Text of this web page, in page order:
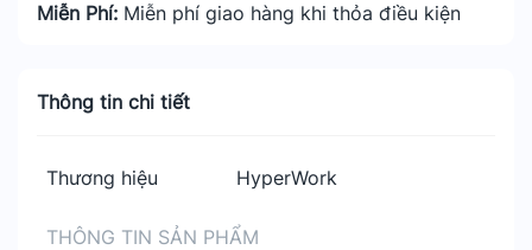
Miễn Phí: Miễn phí giao hàng khi thỏa điều kiện
Thông tin chi tiết
Thương hiệu HyperWork
THÔNG TIN SẢN PHẨM